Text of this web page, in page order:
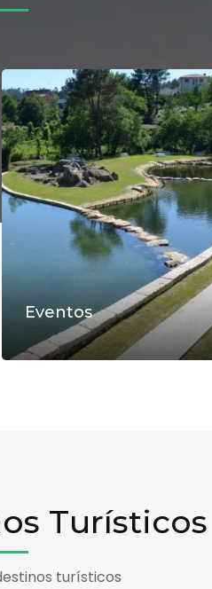
Eventos
Turísticos
turísticos